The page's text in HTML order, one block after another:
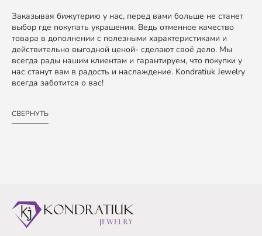
Заказывая бижутерию у нас, перед вами больше не станет
выбор где покупать украшения. Ведь отменное качество
товара в дополнении с полезными характеристиками и
действительно выгодной ценой- сделают своё дело. Мы
всегда рады нашим клиентам и гарантируем, что покупки у
нас станут вам в радость и наслаждение. Kondratiuk Jewelry
всегда заботится о вас!
СВЕРНУТЬ